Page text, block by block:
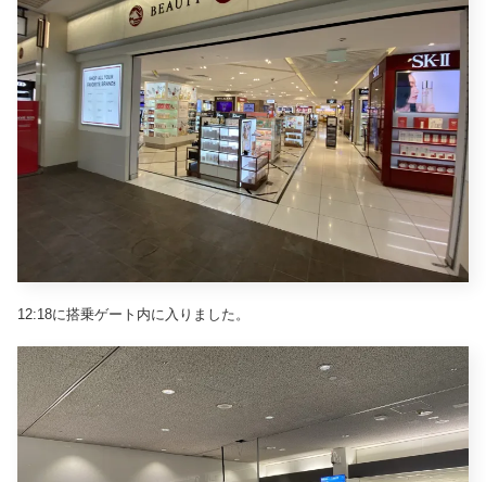
12:18に搭乗ゲート内に入りました。